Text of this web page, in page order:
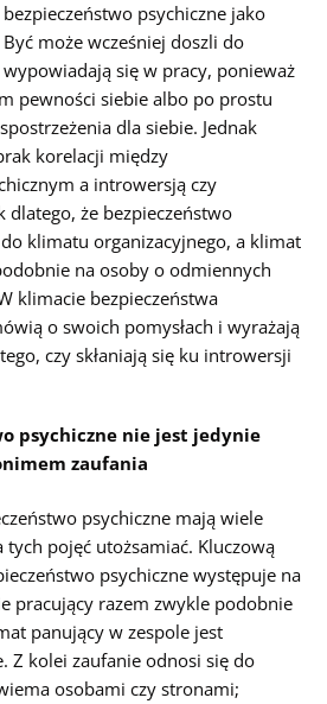
psychiczne jako
może wcześniej doszli do
się w pracy, ponieważ
pewności siebie albo po prostu
dla siebie. Jednak
korelacji między
a introwersją czy
dlatego, że bezpieczeństwo
klimatu organizacyjnego, a klimat
na osoby o odmiennych
klimacie bezpieczeństwa
o swoich pomysłach i wyrażają
czy skłaniają się ku introwersji
psychiczne nie jest jedynie
zaufania
psychiczne mają wiele
pojęć utożsamiać. Kluczową
psychiczne występuje na
pracujący razem zwykle podobnie
panujący w zespole jest
Z kolei zaufanie odnosi się do
osobami czy stronami;